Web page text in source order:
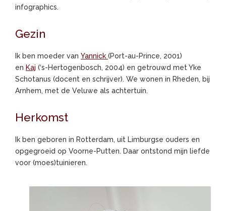
infographics.
Gezin
Ik ben moeder van Yannick (Port-au-Prince, 2001)
en Kaj (‘s-Hertogenbosch, 2004) en getrouwd met Yke
Schotanus (docent en schrijver). We wonen in Rheden, bij
Arnhem, met de Veluwe als achtertuin.
Herkomst
Ik ben geboren in Rotterdam, uit Limburgse ouders en
opgegroeid op Voorne-Putten. Daar ontstond mijn liefde
voor (moes)tuinieren.